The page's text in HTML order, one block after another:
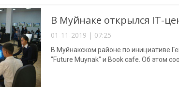
В Муйнаке открылся IT-
01-11-2019 | 07:25
В Муйнакском районе по инициативе
"Future Muynak" и Book cafe. Об этом